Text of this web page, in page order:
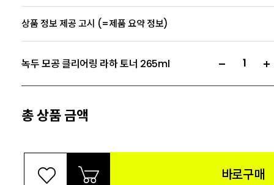
상품 정보 제공 고시 (=제품 요약 정보)
녹두 모공 클리어링 라하 토너 265ml
총 상품 금액
바로구매